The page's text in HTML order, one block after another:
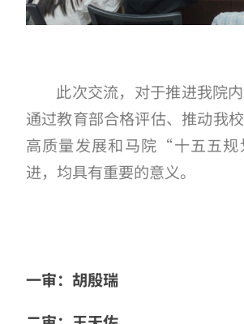
此次交流，对于推进我院
通过教育部合格评估、推动我
高质量发展和马院“十五五
进，均具有重要的意义。
一审：胡殷瑞